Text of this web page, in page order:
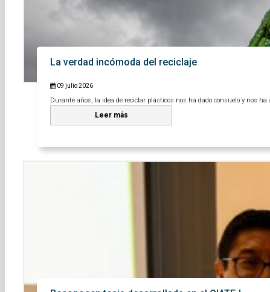
La verdad incómoda del reciclaje
09 julio 2026
Durante años, la idea de reciclar plásticos nos ha dado consuelo y nos ha
Leer más